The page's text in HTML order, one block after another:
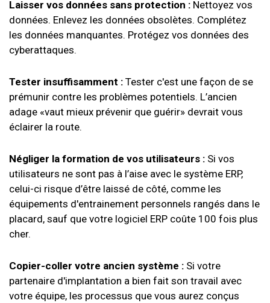
Laisser vos données sans protection : Nettoyez vos
données. Enlevez les données obsolètes. Complétez
les données manquantes. Protégez vos données des
cyberattaques.
Tester insuffisamment : Tester c'est une façon de se
prémunir contre les problèmes potentiels. L’ancien
adage «vaut mieux prévenir que guérir» devrait vous
éclairer la route.
Négliger la formation de vos utilisateurs : Si vos
utilisateurs ne sont pas à l’aise avec le système ERP,
celui-ci risque d’être laissé de côté, comme les
équipements d'entrainement personnels rangés dans le
placard, sauf que votre logiciel ERP coûte 100 fois plus
cher.
Copier-coller votre ancien système : Si votre
partenaire d'implantation a bien fait son travail avec
votre équipe, les processus que vous aurez conçus